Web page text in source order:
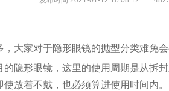
大家对于隐形眼镜的抛型分类难免
隐形眼镜，这里的使用周期是从拆
放着不戴，也必须算进使用时间内。